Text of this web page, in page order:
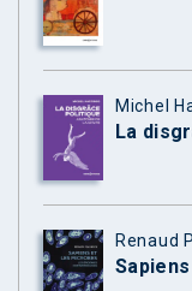
Michel
La
Renaud